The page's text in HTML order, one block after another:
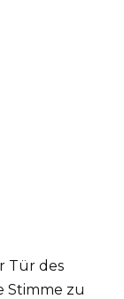
Tür des
Stimme zu